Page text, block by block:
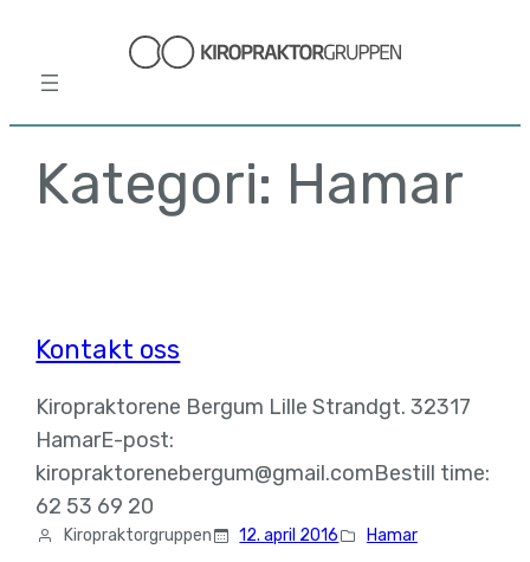
innhold
Kategori: Hamar
Kontakt oss
Kiropraktorene Bergum Lille Strandgt. 32317
HamarE-post:
kiropraktorenebergum@gmail.comBestill time:
62 53 69 20
Kiropraktorgruppen 12. april 2016 Hamar